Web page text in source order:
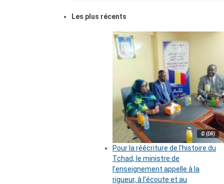
Les plus récents
© (DR)
Pour la réécriture de l’histoire du
Tchad, le ministre de
l’enseignement appelle à la
rigueur, à l’écoute et au